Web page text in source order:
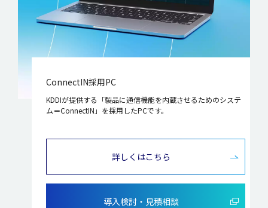
ConnectIN採用PC
KDDIが提供する「製品に通信機能を内蔵させるためのシステ
ム＝ConnectIN」を採用したPCです。
詳しくはこちら
導入検討・見積相談